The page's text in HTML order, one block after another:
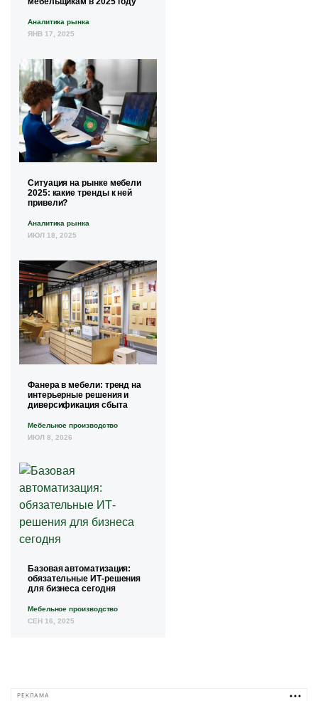
Аналитика рынка
ЯНВ 17, 2025
Ситуация на рынке мебели
2025: какие тренды к ней
привели?
Аналитика рынка
ИЮЛ 18, 2025
Фанера в мебели: тренд на
интерьерные решения и
диверсификация сбыта
Мебельное производство
ИЮЛ 8, 2026
Базовая автоматизация:
обязательные ИТ-решения
для бизнеса сегодня
Мебельное производство
СЕН 16, 2025
РЕКЛАМА